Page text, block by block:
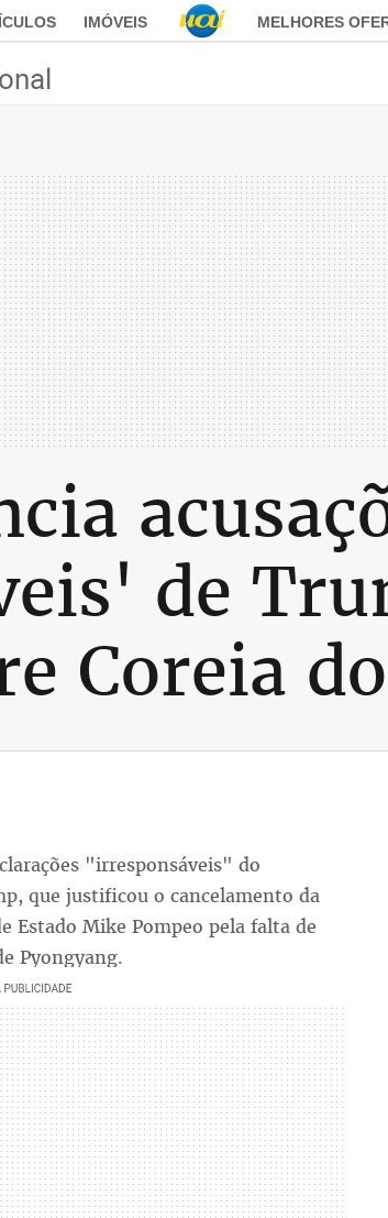
IMÓVEIS MELHORES
de
Coreia
"irresponsáveis" do
que justificou o cancelamento da
Estado Mike Pompeo pela falta de
Pyongyang.